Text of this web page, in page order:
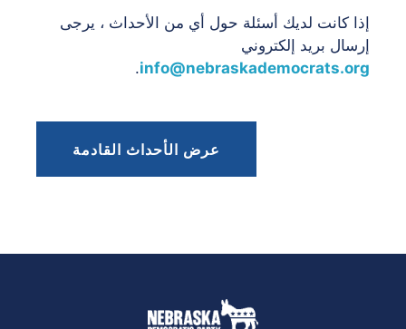
إذا كانت لديك أسئلة حول أي من الأحداث ، يرجى
إرسال بريد إلكتروني
info@nebraskademocrats.org
.
عرض الأحداث القادمة